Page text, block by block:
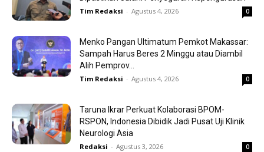
Tim Redaksi - Agustus 4, 2026 0
Menko Pangan Ultimatum Pemkot Makassar:
Sampah Harus Beres 2 Minggu atau Diambil
Alih Pemprov...
Tim Redaksi - Agustus 4, 2026 0
Taruna Ikrar Perkuat Kolaborasi BPOM-
RSPON, Indonesia Dibidik Jadi Pusat Uji Klinik
Neurologi Asia
Redaksi - Agustus 3, 2026 0